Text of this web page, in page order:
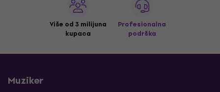
Više od 3 milijuna
kupaca
Profesionalna
podrška
Muziker